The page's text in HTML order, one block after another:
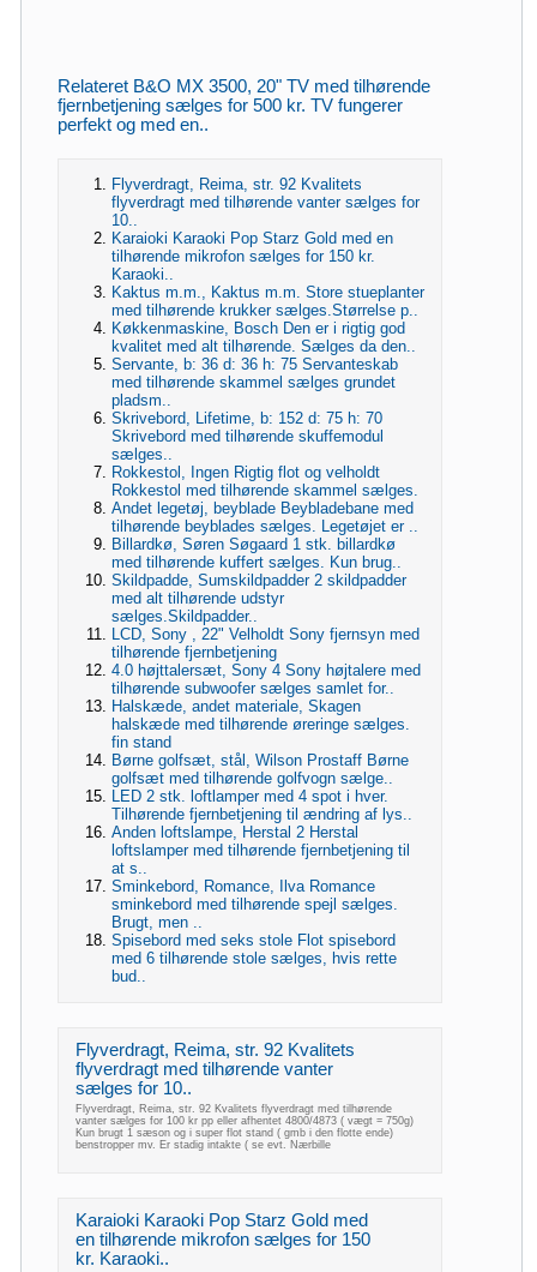
Relateret B&O MX 3500, 20" TV med tilhørende
fjernbetjening sælges for 500 kr. TV fungerer
perfekt og med en..
Flyverdragt, Reima, str. 92 Kvalitets
flyverdragt med tilhørende vanter sælges for
10..
Karaioki Karaoki Pop Starz Gold med en
tilhørende mikrofon sælges for 150 kr.
Karaoki..
Kaktus m.m., Kaktus m.m. Store stueplanter
med tilhørende krukker sælges.Størrelse p..
Køkkenmaskine, Bosch Den er i rigtig god
kvalitet med alt tilhørende. Sælges da den..
Servante, b: 36 d: 36 h: 75 Servanteskab
med tilhørende skammel sælges grundet
pladsm..
Skrivebord, Lifetime, b: 152 d: 75 h: 70
Skrivebord med tilhørende skuffemodul
sælges..
Rokkestol, Ingen Rigtig flot og velholdt
Rokkestol med tilhørende skammel sælges.
Andet legetøj, beyblade Beybladebane med
tilhørende beyblades sælges. Legetøjet er ..
Billardkø, Søren Søgaard 1 stk. billardkø
med tilhørende kuffert sælges. Kun brug..
Skildpadde, Sumskildpadder 2 skildpadder
med alt tilhørende udstyr
sælges.Skildpadder..
LCD, Sony , 22" Velholdt Sony fjernsyn med
tilhørende fjernbetjening
4.0 højttalersæt, Sony 4 Sony højtalere med
tilhørende subwoofer sælges samlet for..
Halskæde, andet materiale, Skagen
halskæde med tilhørende øreringe sælges.
fin stand
Børne golfsæt, stål, Wilson Prostaff Børne
golfsæt med tilhørende golfvogn sælge..
LED 2 stk. loftlamper med 4 spot i hver.
Tilhørende fjernbetjening til ændring af lys..
Anden loftslampe, Herstal 2 Herstal
loftslamper med tilhørende fjernbetjening til
at s..
Sminkebord, Romance, Ilva Romance
sminkebord med tilhørende spejl sælges.
Brugt, men ..
Spisebord med seks stole Flot spisebord
med 6 tilhørende stole sælges, hvis rette
bud..
Flyverdragt, Reima, str. 92 Kvalitets
flyverdragt med tilhørende vanter
sælges for 10..
Flyverdragt, Reima, str. 92 Kvalitets flyverdragt med tilhørende
vanter sælges for 100 kr pp eller afhentet 4800/4873 ( vægt = 750g)
Kun brugt 1 sæson og i super flot stand ( gmb i den flotte ende)
benstropper mv. Er stadig intakte ( se evt. Nærbille
Karaioki Karaoki Pop Starz Gold med
en tilhørende mikrofon sælges for 150
kr. Karaoki..